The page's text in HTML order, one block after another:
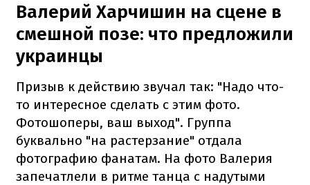
Валерий Харчишин на сцене в
смешной позе: что предложили
украинцы
Призыв к действию звучал так: "Надо что-
то интересное сделать с этим фото.
Фотошоперы, ваш выход". Группа
буквально "на растерзание" отдала
фотографию фанатам. На фото Валерия
запечатлели в ритме танца с надутыми